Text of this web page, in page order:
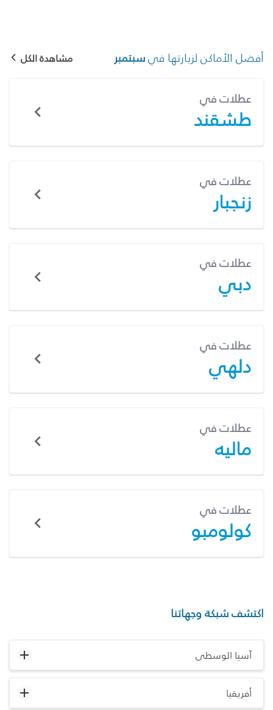
أفضل الأماكن لزيارتها فيسبتمبر مشاهدة الكل
عطلات في
طشقند
عطلات في
زنجبار
عطلات في
دبي
عطلات في
دلهي
عطلات في
ماليه
عطلات في
كولومبو
اكتشف شبكة وجهاتنا
آسيا الوسطى
أفريقيا